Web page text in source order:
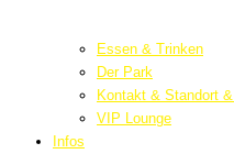
Essen & Trinken
Der Park
Kontakt & Standort
VIP Lounge
Infos